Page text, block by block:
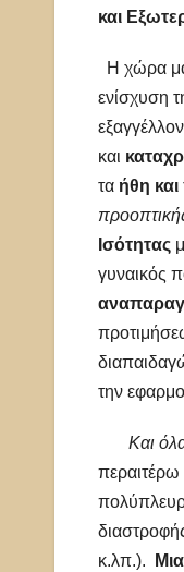
και
Η χώρα
ενίσχυση
και
τα ήθη και
Ισότητας
γυναικός
την
Και
περαιτέρω
κ.λπ.).